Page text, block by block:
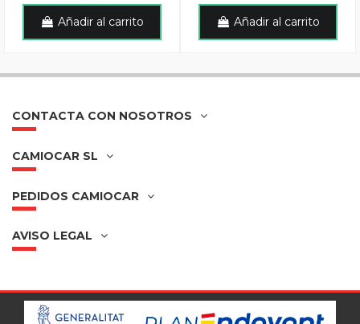
Añadir al carrito Añadir al carrito
CONTACTA CON NOSOTROS
CAMIOCAR SL
PEDIDOS CAMIOCAR
AVISO LEGAL